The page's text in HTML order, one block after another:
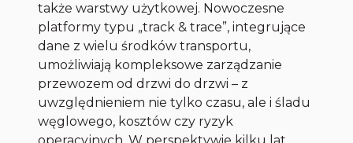
także warstwy użytkowej. Nowoczesne
platformy typu „track & trace”, integrujące
dane z wielu środków transportu,
umożliwiają kompleksowe zarządzanie
przewozem od drzwi do drzwi – z
uwzględnieniem nie tylko czasu, ale i śladu
węglowego, kosztów czy ryzyk